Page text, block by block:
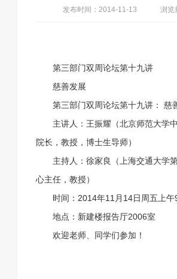
发布时间：2014-11-13 浏览
第三部门双周论坛第十九讲
慈善发展
第三部门双周论坛第十九讲： 慈
主讲人：王振耀（北京师范大学
院长，教授，博士生导师）
主持人：徐家良（上海交通大学
心主任，教授）
时间：2014年11月14日周五上
地点：新建楼报告厅2006室
欢迎老师、同学们参加！